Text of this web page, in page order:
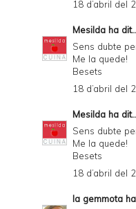
18 d’abril del
Mesilda ha
Sens dubte
Me la quede!
Besets
18 d’abril del
Mesilda ha
Sens dubte
Me la quede!
Besets
18 d’abril del
la gemmota